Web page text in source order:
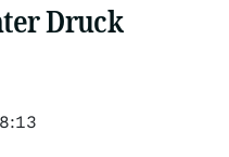
Druck